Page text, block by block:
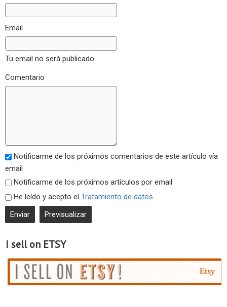
I sell on ETSY
Email
Tu email no será publicado
Comentario
Notificarme de los próximos comentarios de este artículo vía
email
Notificarme de los próximos artículos por email
He leído y acepto el Tratamiento de datos